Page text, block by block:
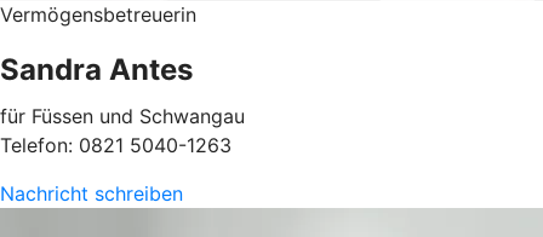
Vermögensbetreuerin
Sandra Antes
für Füssen und Schwangau
Telefon: 0821 5040-1263
Nachricht schreiben